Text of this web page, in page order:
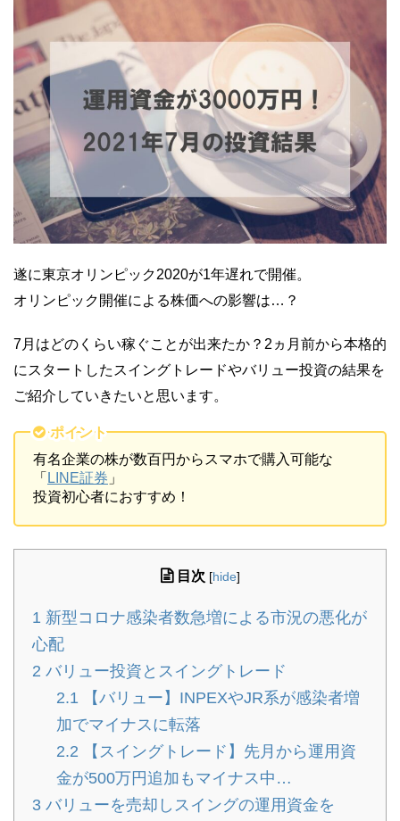
遂に東京オリンピック2020が1年遅れで開催。
オリンピック開催による株価への影響は…？
7月はどのくらい稼ぐことが出来たか？2ヵ月前から本格的
にスタートしたスイングトレードやバリュー投資の結果を
ご紹介していきたいと思います。
ポイント
有名企業の株が数百円からスマホで購入可能な
「 LINE証券 」
投資初心者におすすめ！
目次 [hide]
1 新型コロナ感染者数急増による市況の悪化が
心配
2 バリュー投資とスイングトレード
2.1 【バリュー】INPEXやJR系が感染者増
加でマイナスに転落
2.2 【スイングトレード】先月から運用資
金が500万円追加もマイナス中…
3 バリューを売却しスイングの運用資金を